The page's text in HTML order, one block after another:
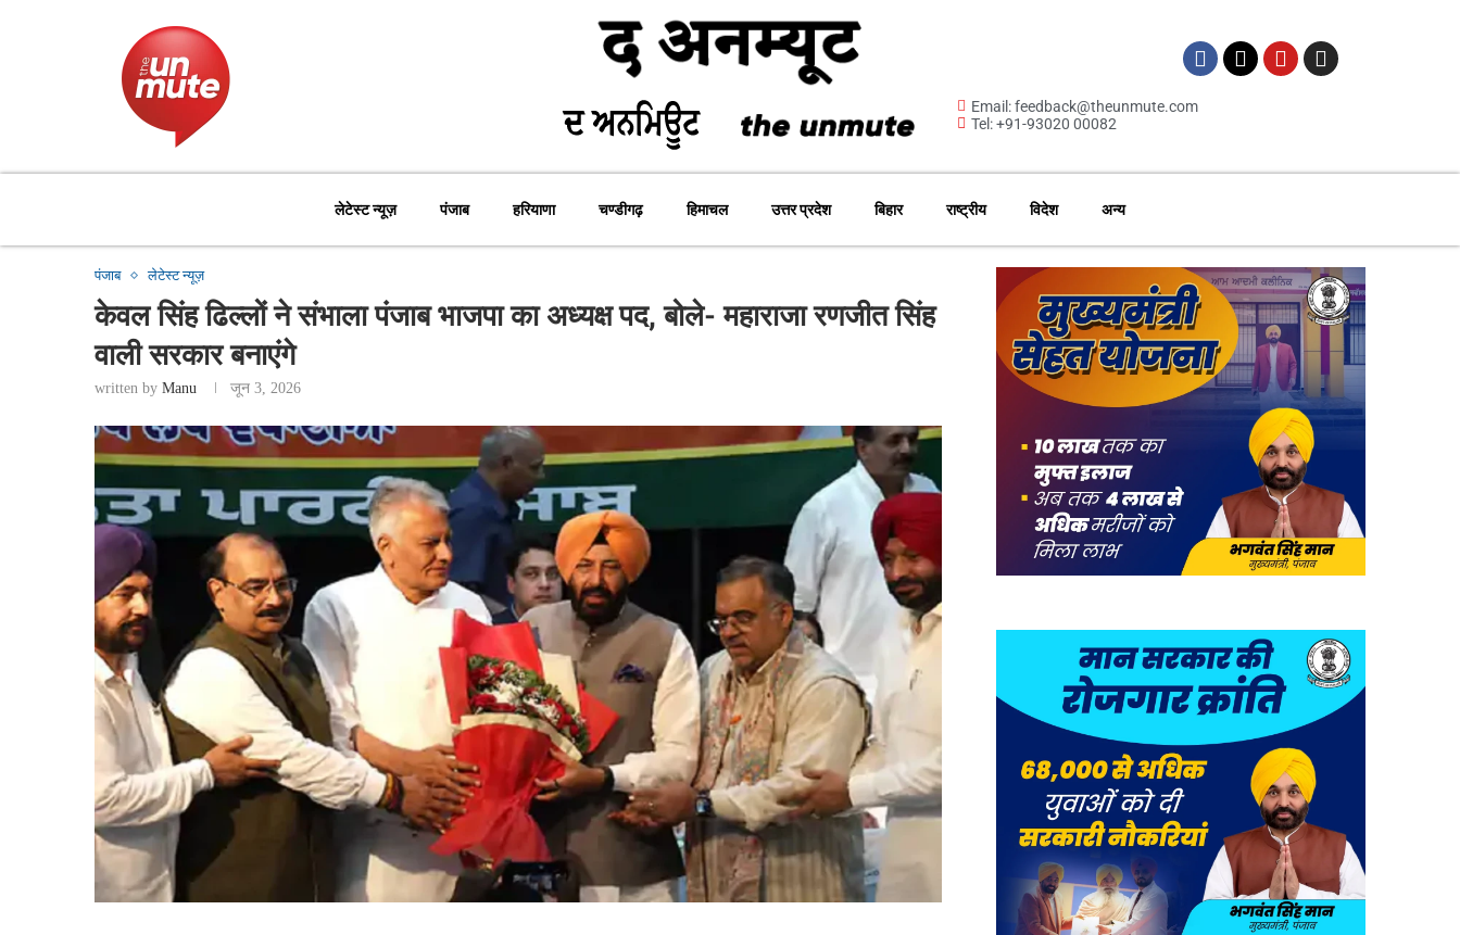
Email: feedback@theunmute.com
Tel: +91-93020 00082
लेटेस्ट न्यूज़ पंजाब हरियाणा चण्डीगढ़ हिमाचल उत्तर प्रदेश बिहार राष्ट्रीय विदेश अन्य
पंजाब लेटेस्ट न्यूज़
केवल सिंह ढिल्लों ने संभाला पंजाब भाजपा का अध्यक्ष पद, बोले- महाराजा रणजीत सिंह
वाली सरकार बनाएंगे
written by Manu जून 3, 2026